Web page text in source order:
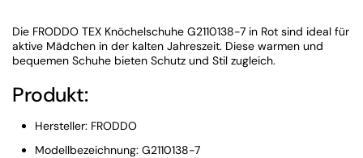
Die FRODDO TEX Knöchelschuhe G2110138-7 in Rot sind ideal für
aktive Mädchen in der kalten Jahreszeit. Diese warmen und
bequemen Schuhe bieten Schutz und Stil zugleich.
Produkt:
Hersteller: FRODDO
Modellbezeichnung: G2110138-7